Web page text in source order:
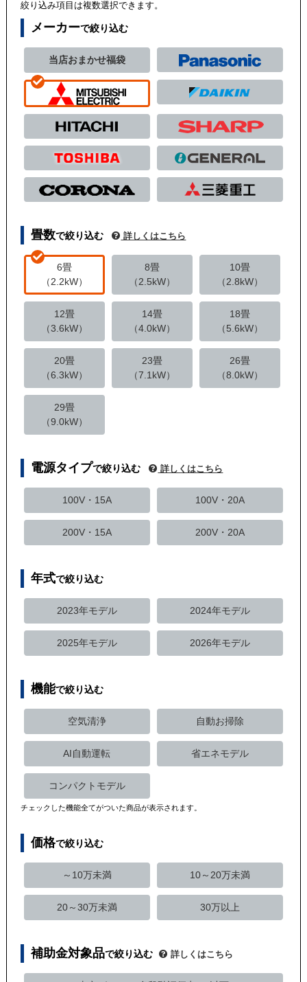
絞り込み項目は複数選択できます。
メーカーで絞り込む
当店おまかせ福袋
畳数で絞り込む 詳しくはこちら
6畳
（2.2kW）
8畳
（2.5kW）
10畳
（2.8kW）
12畳
（3.6kW）
14畳
（4.0kW）
18畳
（5.6kW）
20畳
（6.3kW）
23畳
（7.1kW）
26畳
（8.0kW）
29畳
（9.0kW）
電源タイプで絞り込む 詳しくはこちら
100V・15A 100V・20A
200V・15A 200V・20A
年式で絞り込む
2023年モデル 2024年モデル
2025年モデル 2026年モデル
機能で絞り込む
空気清浄 自動お掃除
AI自動運転 省エネモデル
コンパクトモデル
チェックした機能全てがついた商品が表示されます。
価格で絞り込む
～10万未満 10～20万未満
20～30万未満 30万以上
補助金対象品で絞り込む 詳しくはこちら